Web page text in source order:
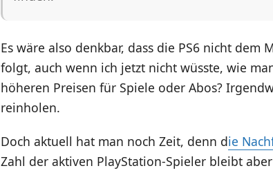
Es wäre also denkbar, dass die PS6 nicht dem
folgt, auch wenn ich jetzt nicht wüsste, wie
höheren Preisen für Spiele oder Abos?
reinholen.
Doch aktuell hat man noch Zeit, denn die
Zahl der aktiven PlayStation-Spieler bleibt